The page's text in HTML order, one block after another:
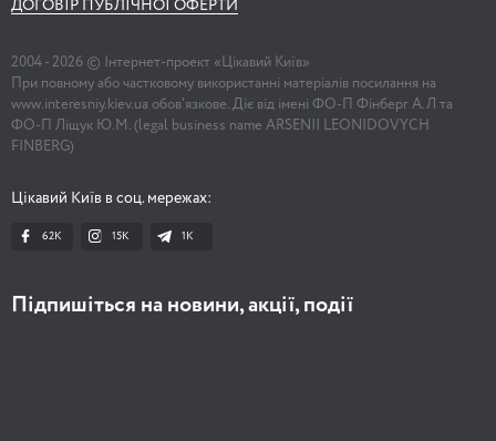
ДОГОВІР ПУБЛІЧНОЇ ОФЕРТИ
2004 - 2026 © Інтернет-проект «Цікавий Київ»
При повному або частковому використанні матеріалів посилання на
www.interesniy.kiev.ua обов'язкове. Діє від імені ФО-П Фінберг А.Л та
ФО-П Ліщук Ю.М. (legal business name ARSENII LEONIDOVYCH
FINBERG)
Цікавий Київ в соц. мережах:
62K 15K 1К
Підпишіться на новини, акції, події